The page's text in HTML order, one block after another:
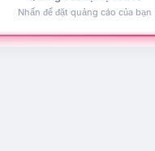
Nhấn để đặt quảng cáo của bạn